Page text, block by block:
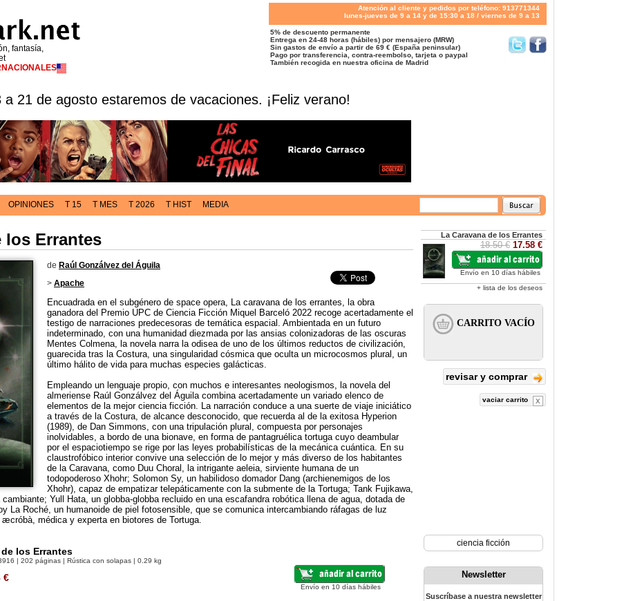
fantasía,
Atención al cliente y pedidos por teléfono: 913771344
lunes-jueves de 9 a 14 y de 15:30 a 18 / viernes de 9 a 13
5% de descuento permanente
Entrega en 24-48 horas (hábiles) por mensajero (MRW)
Sin gastos de envío a partir de 69 € (España peninsular)
Pago por transferencia, contra-reembolso, tarjeta o paypal
También recogida en nuestra oficina de Madrid
a 21 de agosto estaremos de vacaciones. ¡Feliz verano!
OPINIONES T 15 T MES T 2026 T HIST MEDIA
los Errantes
de Raúl Gonzálvez del Águila
> Apache
Encuadrada en el subgénero de space opera, La caravana de los errantes, la obra
ganadora del Premio UPC de Ciencia Ficción Miquel Barceló 2022 recoge acertadamente el
testigo de narraciones predecesoras de temática espacial. Ambientada en un futuro
indeterminado, con una humanidad diezmada por las ansias colonizadoras de las oscuras
Mentes Colmena, la novela narra la odisea de uno de los últimos reductos de civilización,
guarecida tras la Costura, una singularidad cósmica que oculta un microcosmos plural, un
último hálito de vida para muchas especies galácticas.
Empleando un lenguaje propio, con muchos e interesantes neologismos, la novela del
almeriense Raúl Gonzálvez del Águila combina acertadamente un variado elenco de
elementos de la mejor ciencia ficción. La narración conduce a una suerte de viaje iniciático
a través de la Costura, de alcance desconocido, que recuerda al de la exitosa Hyperion
(1989), de Dan Simmons, con una tripulación plural, compuesta por personajes
inolvidables, a bordo de una bionave, en forma de pantagruélica tortuga cuyo deambular
por el espaciotiempo se rige por las leyes probabilísticas de la mecánica cuántica. En su
claustrofóbico interior convive una selección de lo mejor y más diverso de los habitantes
de la Caravana, como Duu Choral, la intrigante aeleia, sirviente humana de un
todopoderoso Xhohr; Solomon Sy, un habilidoso domador Dang (archienemigos de los
Xhohr), capaz de empatizar telepáticamente con la submente de la Tortuga; Tank Fujikawa,
Yull Hata, un globba-globba recluido en una escafandra robótica llena de agua, dotada de
La Roché, un humanoide de piel fotosensible, que se comunica intercambiando ráfagas de luz
médica y experta en biotores de Tortuga.
los Errantes
| 202 páginas | Rústica con solapas | 0.29 kg
€
Envío en 10 días hábiles
La Caravana de los Errantes
18.50 € 17.58 €
Envío en 10 días hábiles
+ lista de los deseos
revisar y comprar
vaciar carrito
ciencia ficción
Newsletter
Suscríbase a nuestra newsletter